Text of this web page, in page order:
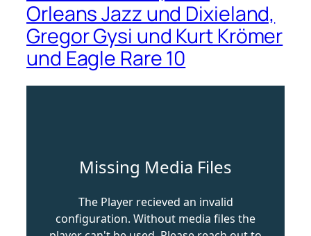
Orleans Jazz und Dixieland,
Gregor Gysi und Kurt Krömer
und Eagle Rare 10